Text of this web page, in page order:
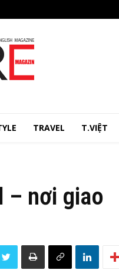
TRAVEL T.VIỆT
– nơi giao